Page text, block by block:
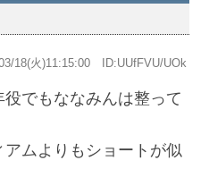
03/18(火)11:15:00 ID:UUfFVU/UOk
でもななみんは整って
ムよりもショートが似